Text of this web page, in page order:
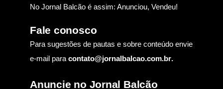
No Jornal Balcão é assim: Anunciou, Vendeu!
Fale conosco
Para sugestões de pautas e sobre conteúdo envie
e-mail para contato@jornalbalcao.com.br.
Anuncie no Jornal Balcão